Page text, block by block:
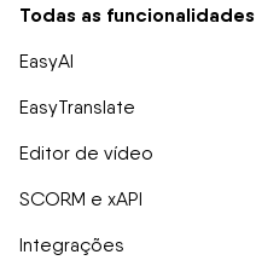
Todas as funcionalidades
EasyAI
EasyTranslate
Editor de vídeo
SCORM e xAPI
Integrações